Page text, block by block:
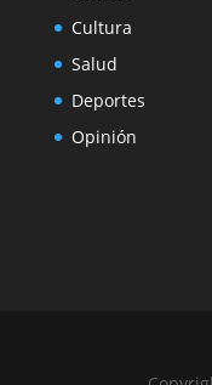
Cultura
Salud
Deportes
Opinión